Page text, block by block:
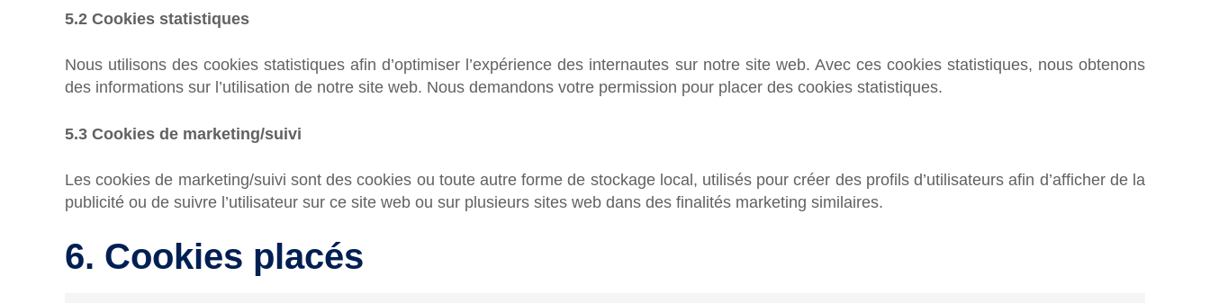
5.2 Cookies statistiques
Nous utilisons des cookies statistiques afin d’optimiser l’expérience des internautes sur notre site web. Avec ces cookies statistiques, nous obtenons
des informations sur l’utilisation de notre site web. Nous demandons votre permission pour placer des cookies statistiques.
5.3 Cookies de marketing/suivi
Les cookies de marketing/suivi sont des cookies ou toute autre forme de stockage local, utilisés pour créer des profils d’utilisateurs afin d’afficher de la
publicité ou de suivre l’utilisateur sur ce site web ou sur plusieurs sites web dans des finalités marketing similaires.
6. Cookies placés